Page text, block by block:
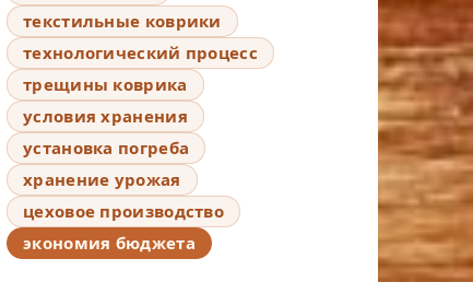
текстильные коврики
технологический процесс
трещины коврика
условия хранения
установка погреба
хранение урожая
цеховое производство
экономия бюджета